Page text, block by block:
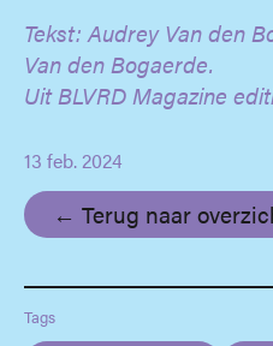
Tekst: Audrey Van den
Van den Bogaerde.
Uit BLVRD Magazine
13 feb. 2024
← Terug naar
Tags